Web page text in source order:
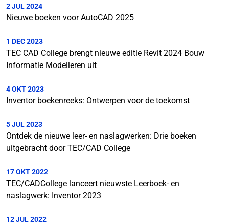
2 JUL 2024
Nieuwe boeken voor AutoCAD 2025
1 DEC 2023
TEC CAD College brengt nieuwe editie Revit 2024 Bouw
Informatie Modelleren uit
4 OKT 2023
Inventor boekenreeks: Ontwerpen voor de toekomst
5 JUL 2023
Ontdek de nieuwe leer- en naslagwerken: Drie boeken
uitgebracht door TEC/CAD College
17 OKT 2022
TEC/CADCollege lanceert nieuwste Leerboek- en
naslagwerk: Inventor 2023
12 JUL 2022